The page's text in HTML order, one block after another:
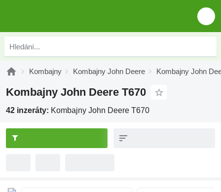
Kombajny Kombajny John Deere Kombajny John
Kombajny John Deere T670
42 inzeráty: Kombajny John Deere T670